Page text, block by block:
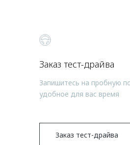
Заказ тест-драйва
Запишитесь на пробную
удобное для вас время
Заказ тест-драйва